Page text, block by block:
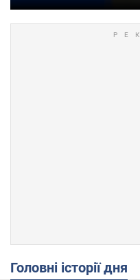
Головні історії дня